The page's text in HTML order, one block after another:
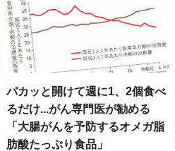
パカッと開けて週に1、2個食べ
るだけ...がん専門医が勧める
「大腸がんを予防するオメガ脂
肪酸たっぷり食品」